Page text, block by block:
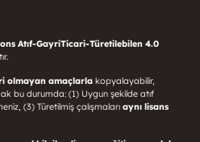
Atıf-GayriTicari-Türetilebilen 4.0
olmayan amaçlarlakopyalayabilir,
bu durumda: (1) Uygun şekilde atıf
(3) Türetilmiş çalışmaları aynı lisans